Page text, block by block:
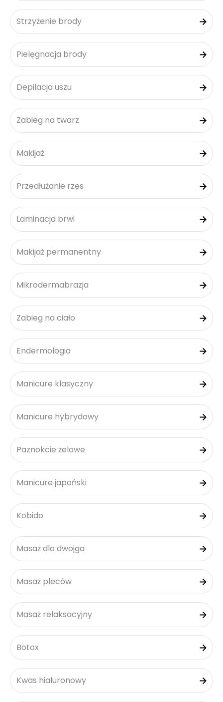
Strzyżenie brody
Pielęgnacja brody
Depilacja uszu
Zabieg na twarz
Makijaż
Przedłużanie rzęs
Laminacja brwi
Makijaż permanentny
Mikrodermabrazja
Zabieg na ciało
Endermologia
Manicure klasyczny
Manicure hybrydowy
Paznokcie żelowe
Manicure japoński
Kobido
Masaż dla dwojga
Masaż pleców
Masaż relaksacyjny
Botox
Kwas hialuronowy